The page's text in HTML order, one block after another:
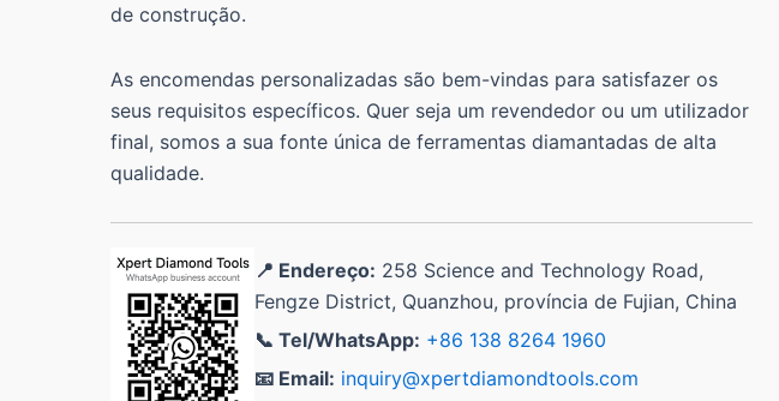
de construção.
As encomendas personalizadas são bem-vindas para satisfazer os
seus requisitos específicos. Quer seja um revendedor ou um utilizador
final, somos a sua fonte única de ferramentas diamantadas de alta
qualidade.
📍 Endereço: 258 Science and Technology Road,
Fengze District, Quanzhou, província de Fujian, China
📞 Tel/WhatsApp: +86 138 8264 1960
📧 Email: inquiry@xpertdiamondtools.com